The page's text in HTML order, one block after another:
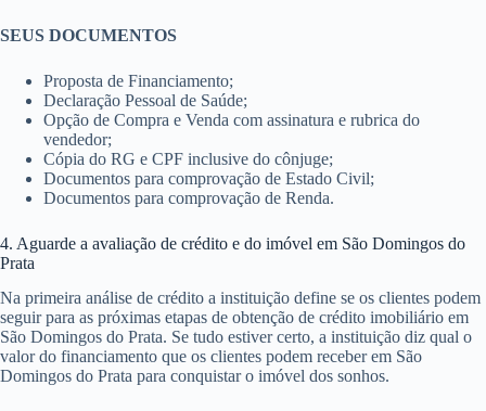
SEUS DOCUMENTOS
Proposta de Financiamento;
Declaração Pessoal de Saúde;
Opção de Compra e Venda com assinatura e rubrica do
vendedor;
Cópia do RG e CPF inclusive do cônjuge;
Documentos para comprovação de Estado Civil;
Documentos para comprovação de Renda.
4. Aguarde a avaliação de crédito e do imóvel em São Domingos do
Prata
Na primeira análise de crédito a instituição define se os clientes podem
seguir para as próximas etapas de obtenção de crédito imobiliário em
São Domingos do Prata. Se tudo estiver certo, a instituição diz qual o
valor do financiamento que os clientes podem receber em São
Domingos do Prata para conquistar o imóvel dos sonhos.